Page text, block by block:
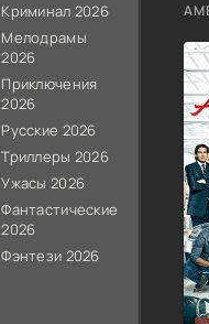
Криминал 2026
Мелодрамы
2026
Приключения
2026
Русские 2026
Триллеры 2026
Ужасы 2026
Фантастические
2026
Фэнтези 2026